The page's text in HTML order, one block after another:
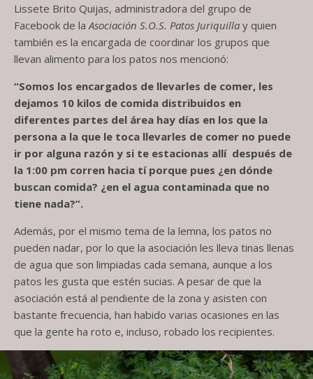
Lissete Brito Quijas, administradora del grupo de
Facebook de la Asociación S.O.S. Patos Juriquilla y quien
también es la encargada de coordinar los grupos que
llevan alimento para los patos nos mencionó:
“Somos los encargados de llevarles de comer, les
dejamos 10 kilos de comida distribuidos en
diferentes partes del área hay días en los que la
persona a la que le toca llevarles de comer no puede
ir por alguna razón y si te estacionas allí después de
la 1:00 pm corren hacia tí porque pues ¿en dónde
buscan comida? ¿en el agua contaminada que no
tiene nada?”.
Además, por el mismo tema de la lemna, los patos no
pueden nadar, por lo que la asociación les lleva tinas llenas
de agua que son limpiadas cada semana, aunque a los
patos les gusta que estén sucias. A pesar de que la
asociación está al pendiente de la zona y asisten con
bastante frecuencia, han habido varias ocasiones en las
que la gente ha roto e, incluso, robado los recipientes.